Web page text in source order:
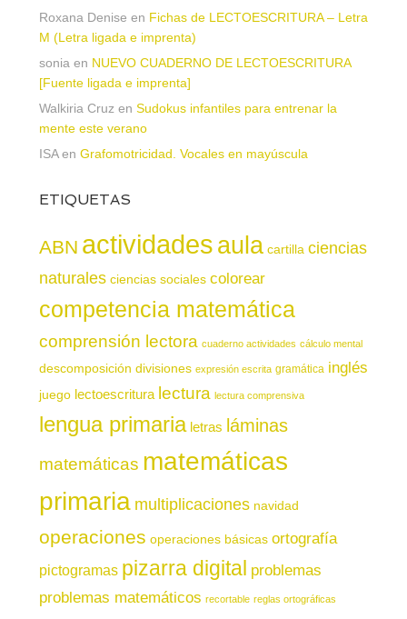
Roxana Denise en Fichas de LECTOESCRITURA – Letra
M (Letra ligada e imprenta)
sonia en NUEVO CUADERNO DE LECTOESCRITURA
[Fuente ligada e imprenta]
Walkiria Cruz en Sudokus infantiles para entrenar la
mente este verano
ISAen Grafomotricidad. Vocales en mayúscula
ETIQUETAS
ABN actividadesaula cartilla ciencias
naturales ciencias sociales colorear
competencia matemática
comprensión lectora cuaderno actividades cálculo mental
descomposición divisiones expresión escrita gramática inglés
juego lectoescritura lectura lectura comprensiva
lengua primaria letras láminas
matemáticas matemáticas
primaria multiplicaciones navidad
operaciones operaciones básicas ortografía
pictogramas pizarra digital problemas
problemas matemáticos recortable reglas ortográficas